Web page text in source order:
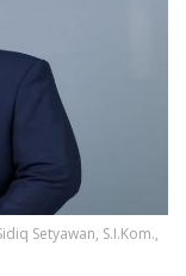
Setyawan, S.I.Kom.,